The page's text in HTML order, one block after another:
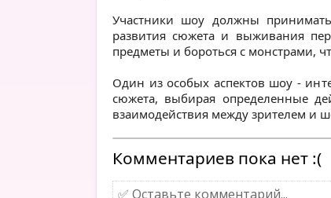
Участники шоу должны
развития сюжета и выживания
предметы и бороться с монстрами,
Один из особых аспектов шоу -
сюжета, выбирая определенные
взаимодействия между зрителем и
Комментариев пока нет :(